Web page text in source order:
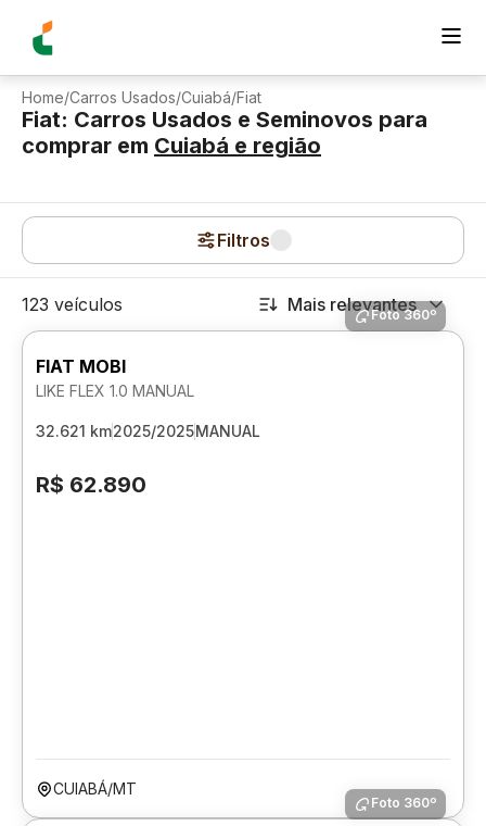
Home/Carros Usados/Cuiabá/Fiat
Fiat: Carros Usados e Seminovos para
comprar em Cuiabá e região
Filtros
123 veículos Mais relevantes
Foto 360º
FIAT MOBI
LIKE FLEX 1.0 MANUAL
32.621 km2025/2025MANUAL
R$ 62.890
CUIABÁ/MT
Foto 360º